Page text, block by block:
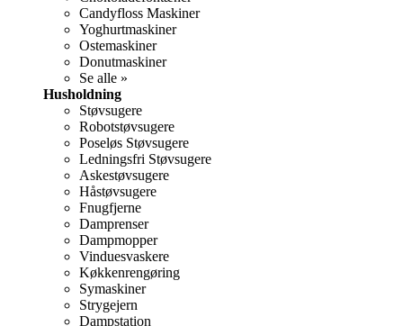
Candyfloss Maskiner
Yoghurtmaskiner
Ostemaskiner
Donutmaskiner
Se alle »
Husholdning
Støvsugere
Robotstøvsugere
Poseløs Støvsugere
Ledningsfri Støvsugere
Askestøvsugere
Håstøvsugere
Fnugfjerne
Damprenser
Dampmopper
Vinduesvaskere
Køkkenrengøring
Symaskiner
Strygejern
Dampstation